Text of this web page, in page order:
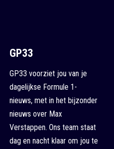
GP33
GP33 voorziet jou van je
dagelijkse Formule 1-
nieuws, met in het bijzonder
nieuws over Max
Verstappen. Ons team staat
dag en nacht klaar om jou te